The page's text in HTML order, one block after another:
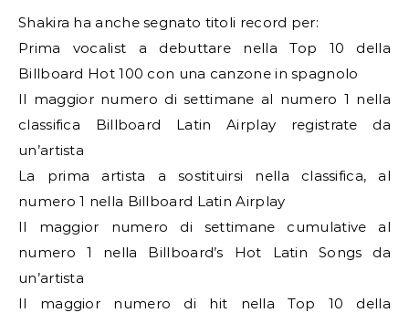
Shakira ha anche segnato titoli record per:
Prima vocalist a debuttare nella Top 10 della
Billboard Hot 100 con una canzone in spagnolo
Il maggior numero di settimane al numero 1 nella
classifica Billboard Latin Airplay registrate da
un’artista
La prima artista a sostituirsi nella classifica, al
numero 1 nella Billboard Latin Airplay
Il maggior numero di settimane cumulative al
numero 1 nella Billboard’s Hot Latin Songs da
un’artista
Il maggior numero di hit nella Top 10 della